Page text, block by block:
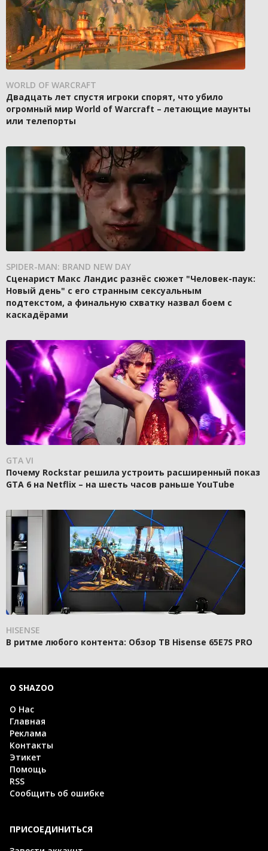
WORLD OF WARCRAFT
Двадцать лет спустя игроки спорят, что убило
огромный мир World of Warcraft – летающие маунты
или телепорты
SPIDER-MAN: BRAND NEW DAY
Сценарист Макс Ландис разнёс сюжет "Человек-паук:
Новый день" с его странным сексуальным
подтекстом, а финальную схватку назвал боем с
каскадёрами
GTA VI
Почему Rockstar решила устроить расширенный показ
GTA 6 на Netflix – на шесть часов раньше YouTube
HISENSE
В ритме любого контента: Обзор ТВ Hisense 65E7S PRO
О SHAZOO
О Нас
Главная
Реклама
Контакты
Этикет
Помощь
RSS
Сообщить об ошибке
ПРИСОЕДИНИТЬСЯ